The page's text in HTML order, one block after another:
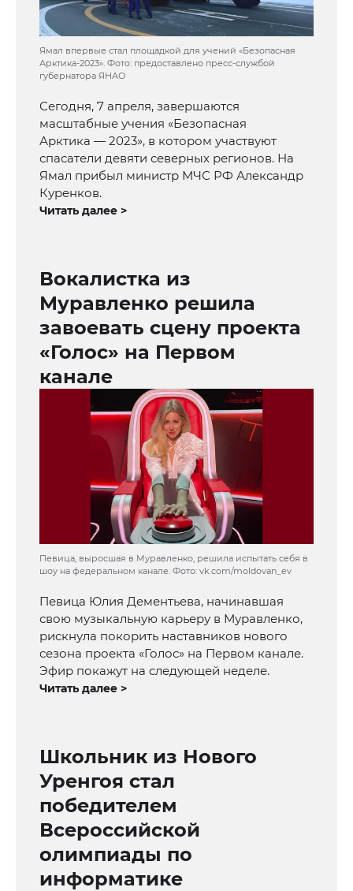
Ямал впервые стал площадкой для учений «Безопасная
Арктика-2023». Фото: предоставлено пресс-службой
губернатора ЯНАО
Сегодня, 7 апреля, завершаются
масштабные учения «Безопасная
Арктика — 2023», в котором участвуют
спасатели девяти северных регионов. На
Ямал прибыл министр МЧС РФ Александр
Куренков.
Читать далее >
Вокалистка из
Муравленко решила
завоевать сцену проекта
«Голос» на Первом
канале
Певица, выросшая в Муравленко, решила испытать себя в
шоу на федеральном канале. Фото: vk.com/moldovan_ev
Певица Юлия Дементьева, начинавшая
свою музыкальную карьеру в Муравленко,
рискнула покорить наставников нового
сезона проекта «Голос» на Первом канале.
Эфир покажут на следующей неделе.
Читать далее >
Школьник из Нового
Уренгоя стал
победителем
Всероссийской
олимпиады по
информатике